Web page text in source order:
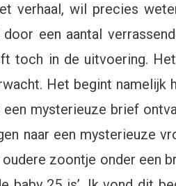
verhaal, wil precies
een aantal
toch in de uitvoering.
Het begint namelijk
een mysterieuze brief
naar een mysterieuze
zoontje onder een